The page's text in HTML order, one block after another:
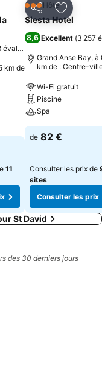
mes favoris
évaluations
km de
11
PartagerAjouter
3 ÉtoilesHôtel
Siesta Hotel
8,6 Excellent (3 257
Grand Anse Bay, à
km de : Centre-
Wi-Fi gratuit
Piscine
Spa
de 82 €
Consulter les prix de
sites
Consulter les prix
St David
des 30 derniers jours